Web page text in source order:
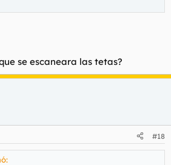
se escaneara las tetas?
#18